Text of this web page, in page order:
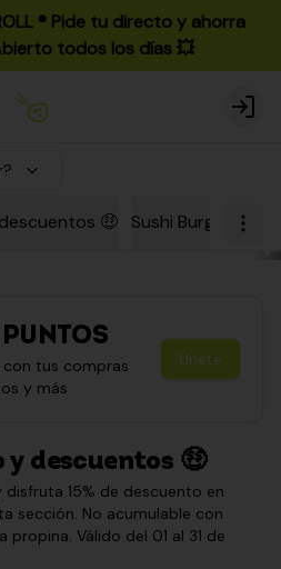
®️ Pide tu directo y ahorra
todos los días 💥
Login
🤑 Sushi Burgers
con tus compras
y más
Únete
descuentos 🤑
disfruta 15% de descuento en
sección. No acumulable con
Válido del 01 al 31 de